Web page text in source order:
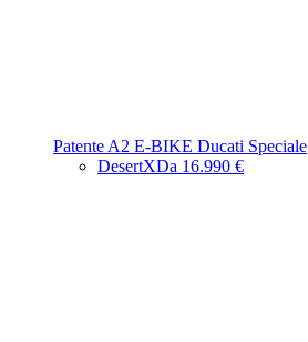
Patente A2 E-BIKE Ducati Speciale
DesertXDa 16.990 €